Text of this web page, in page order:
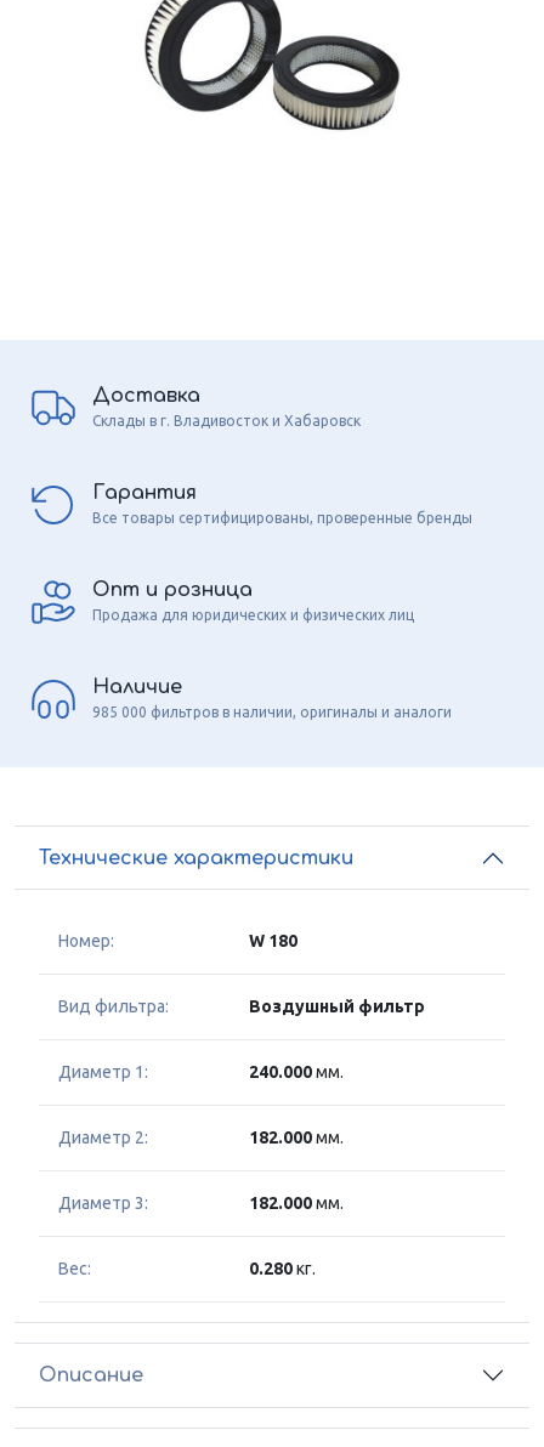
Доставка
Склады в г. Владивосток и Хабаровск
Гарантия
Все товары сертифицированы, проверенные бренды
Опт и розница
Продажа для юридических и физических лиц
Наличие
985 000 фильтров в наличии, оригиналы и аналоги
Технические характеристики
Номер: W 180
Вид фильтра: Воздушный фильтр
Диаметр 1: 240.000мм.
Диаметр 2: 182.000мм.
Диаметр 3: 182.000мм.
Вес: 0.280кг.
Описание